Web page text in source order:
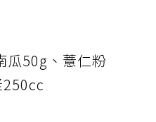
瓜50g、薏仁粉